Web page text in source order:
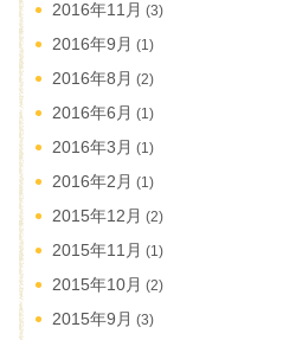
2016年11月 (3)
2016年9月 (1)
2016年8月 (2)
2016年6月 (1)
2016年3月 (1)
2016年2月 (1)
2015年12月 (2)
2015年11月 (1)
2015年10月 (2)
2015年9月 (3)